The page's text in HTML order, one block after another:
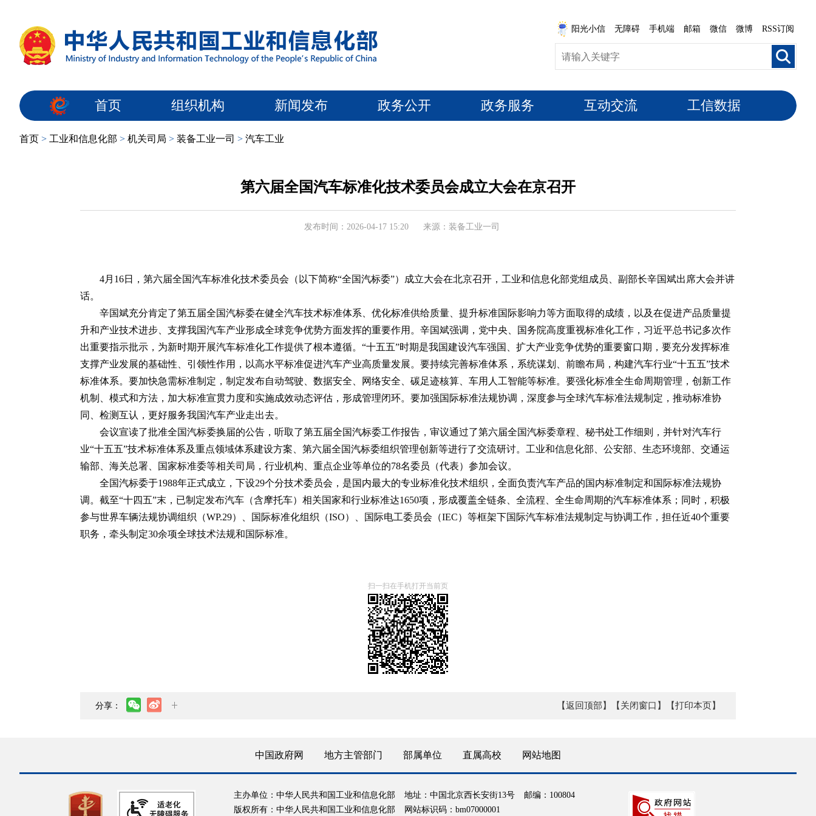
阳光小信 无障碍 手机端 邮箱 微信 微博 RSS订阅
首页 组织机构 新闻发布 政务公开 政务服务 互动交流 工信数据
首页 > 工业和信息化部 > 机关司局 > 装备工业一司 > 汽车工业
第六届全国汽车标准化技术委员会成立大会在京召开
发布时间：2026-04-17 15:20 来源：装备工业一司
4月16日，第六届全国汽车标准化技术委员会（以下简称“全国汽标委”）成立大会在北京召开，工业和信息化部党组成员、副部长辛国斌出席大会并讲
话。
辛国斌充分肯定了第五届全国汽标委在健全汽车技术标准体系、优化标准供给质量、提升标准国际影响力等方面取得的成绩，以及在促进产品质量提
升和产业技术进步、支撑我国汽车产业形成全球竞争优势方面发挥的重要作用。辛国斌强调，党中央、国务院高度重视标准化工作，习近平总书记多次作
出重要指示批示，为新时期开展汽车标准化工作提供了根本遵循。“十五五”时期是我国建设汽车强国、扩大产业竞争优势的重要窗口期，要充分发挥标准
支撑产业发展的基础性、引领性作用，以高水平标准促进汽车产业高质量发展。要持续完善标准体系，系统谋划、前瞻布局，构建汽车行业“十五五”技术
标准体系。要加快急需标准制定，制定发布自动驾驶、数据安全、网络安全、碳足迹核算、车用人工智能等标准。要强化标准全生命周期管理，创新工作
机制、模式和方法，加大标准宣贯力度和实施成效动态评估，形成管理闭环。要加强国际标准法规协调，深度参与全球汽车标准法规制定，推动标准协
同、检测互认，更好服务我国汽车产业走出去。
会议宣读了批准全国汽标委换届的公告，听取了第五届全国汽标委工作报告，审议通过了第六届全国汽标委章程、秘书处工作细则，并针对汽车行
业“十五五”技术标准体系及重点领域体系建设方案、第六届全国汽标委组织管理创新等进行了交流研讨。工业和信息化部、公安部、生态环境部、交通运
输部、海关总署、国家标准委等相关司局，行业机构、重点企业等单位的78名委员（代表）参加会议。
全国汽标委于1988年正式成立，下设29个分技术委员会，是国内最大的专业标准化技术组织，全面负责汽车产品的国内标准制定和国际标准法规协
调。截至“十四五”末，已制定发布汽车（含摩托车）相关国家和行业标准达1650项，形成覆盖全链条、全流程、全生命周期的汽车标准体系；同时，积极
参与世界车辆法规协调组织（WP.29）、国际标准化组织（ISO）、国际电工委员会（IEC）等框架下国际汽车标准法规制定与协调工作，担任近40个重要
职务，牵头制定30余项全球技术法规和国际标准。
扫一扫在手机打开当前页
分享： 【返回顶部】 【关闭窗口】 【打印本页】
中国政府网 地方主管部门 部属单位 直属高校 网站地图
主办单位：中华人民共和国工业和信息化部 地址：中国北京西长安街13号
邮编：100804
版权所有：中华人民共和国工业和信息化部
网站标识码：bm07000001